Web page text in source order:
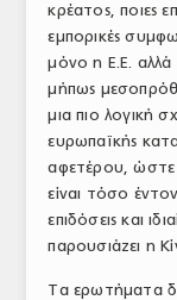
κρέατος, ποιες
εμπορικές
μόνο η Ε.Ε. αλλά
μήπως
μια πιο λογική
ευρωπαϊκής
αφετέρου, ώστε
είναι τόσο
επιδόσεις και
παρουσιάζει η
Τα ερωτήματα